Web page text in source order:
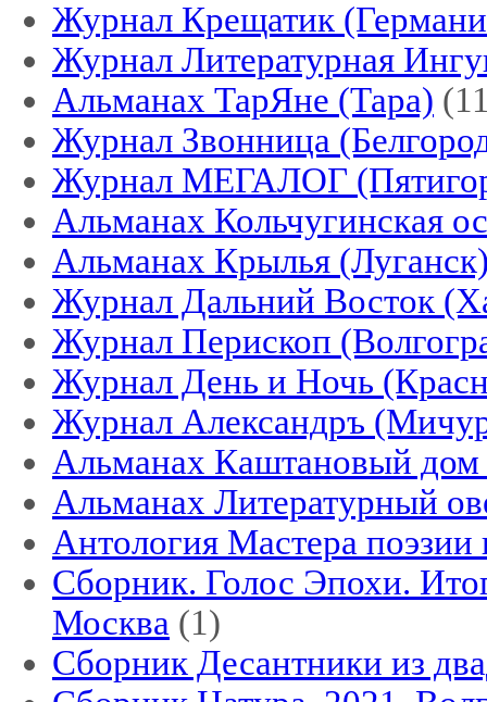
Журнал Крещатик
Журнал Литературная
Альманах ТарЯне (Тара)
Журнал Звонница
Журнал МЕГАЛОГ
Альманах Кольчугинская
Альманах Крылья
Журнал Дальний Восток
Журнал Перископ
Журнал День и Ночь
Журнал Александръ
Альманах Каштановый дом
Альманах Литературный
Антология Мастера
Сборник. Голос Эпохи.
Москва (1)
Сборник Десантники из